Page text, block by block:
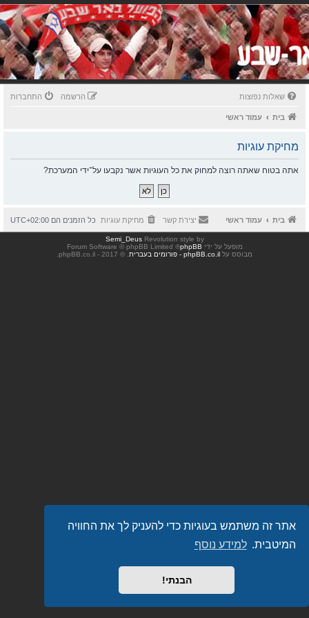
אתר זה משתמש בעוגיות כדי להעניק לך את החוויה
המיטבית. למידע נוסף
הבנתי!
שאלות נפוצות התחברות הרשמה
בית עמוד ראשי
מחיקת עוגיות
אתה בטוח שאתה רוצה למחוק את כל העוגיות אשר נקבעו על־ידי המערכת?
בית עמוד ראשי כל הזמנים הם UTC+02:00 מחיקת עוגיות יצירת קשר
Revolution style by
Semi_Deus
מופעל על ידי phpBB
® Forum Software © phpBB Limited
מבוסס על phpBB.co.il - פורומים בעברית . © 2017 - phpBB.co.il.